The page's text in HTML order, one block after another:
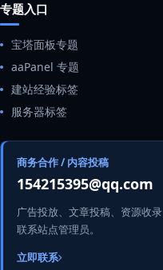
专题入口
宝塔面板专题
aaPanel 专题
建站经验标签
服务器标签
商务合作 / 内容投稿
154215395@qq.com
广告投放、文章投稿、资源收
联系站点管理员。
立即联系